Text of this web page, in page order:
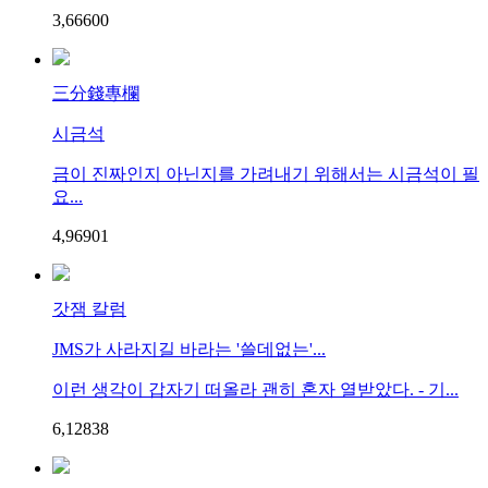
3,66600
三分錢專欄
시금석
금이 진짜인지 아닌지를 가려내기 위해서는 시금석이 필
요...
4,96901
갓잼 칼럼
JMS가 사라지길 바라는 '쓸데없는'...
이런 생각이 갑자기 떠올라 괜히 혼자 열받았다. - 기...
6,12838